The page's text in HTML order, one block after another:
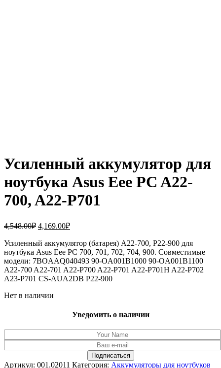
Усиленный аккумулятор для
ноутбука Asus Eee PC A22-
700, A22-P701
4,548.00₽ Первоначальная
составляла
4,548.00₽.
4,169.00₽Текущая
4,169.00₽.
Усиленный аккумулятор (батарея) A22-700, P22-900 для
ноутбука Asus Eee PC 700, 701, 702, 704, 900. Совместимые
модели: 7BOAAQ040493 90-OA001B1000 90-OA001B1100
A22-700 A22-701 A22-P700 A22-P701 A22-P701H A22-P702
A23-P701 CS-AUA2DB P22-900
Нет в наличии
Уведомить о наличии
Артикул: 001.02011 Категория: Аккумуляторы для ноутбуков